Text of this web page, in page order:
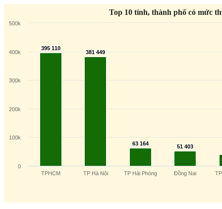
Top 10 tỉnh, thành phố có mức
395 110
395 110
381 449
381 449
63 164
63 164 51 403
51 403
TPHCM TP Hà Nội TP Hải Phòng Đồng Nai
0
100k
200k
300k
400k
500k